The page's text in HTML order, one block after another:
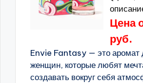
Цена
руб.
Envie Fantasy — это аромат
женщин, которые любят
создавать вокруг себя